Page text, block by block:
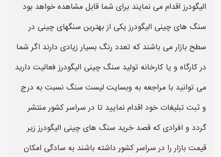
الیگودرز اقدام می نمایند برای شما قابل مشاهده خواهد بود
سنگ های چینی الیگودرز یکی از بهترین سنگهای چینی در
سطح بازار می باشند که تعدد رنگ بسیار زیادی دارند اگر شما
در کارگاه و یا کارخانه تولید سنگ چینی الیگودرز فعالیت دارید
می توانید با مراجعه به وبسایت لیست سنگ نسبت به درج
و ثبت تبلیغات خود اقدام نمایید تا در سراسر کشور منتشر
گردد و افرادی که قصد خرید سنگ های چینی الیگودرز زیر
قیمت بازار را در سراسر کشور داشته باشند به سادگی امکان